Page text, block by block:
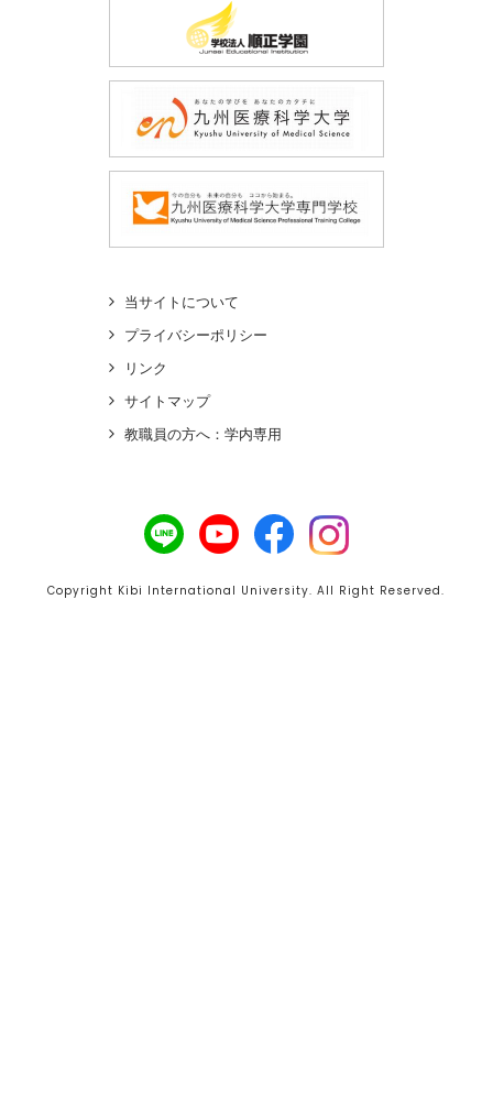
当サイトについて
プライバシーポリシー
リンク
サイトマップ
教職員の方へ：学内専用
Copyright Kibi International University. All Right Reserved.